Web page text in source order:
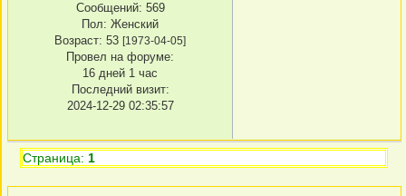
Сообщений: 569
Пол: Женский
Возраст: 53 [1973-04-05]
Провел на форуме:
16 дней 1 час
Последний визит:
2024-12-29 02:35:57
Страница: 1